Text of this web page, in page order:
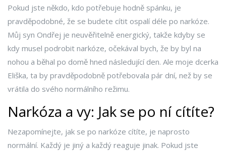
Pokud jste někdo, kdo potřebuje hodně spánku, je
pravděpodobné, že se budete cítit ospalí déle po narkóze.
Můj syn Ondřej je neuvěřitelně energický, takže kdyby se
kdy musel podrobit narkóze, očekával bych, že by byl na
nohou a běhal po domě hned následující den. Ale moje dcerka
Eliška, ta by pravděpodobně potřebovala pár dní, než by se
vrátila do svého normálního režimu.
Narkóza a vy: Jak se po ní cítíte?
Nezapomínejte, jak se po narkóze cítíte, je naprosto
normální. Každý je jiný a každý reaguje jinak. Pokud jste